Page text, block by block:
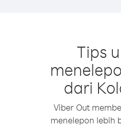
Tips
dari
Viber Out
menelepon lebih